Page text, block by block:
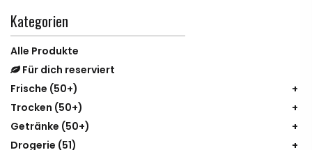
Kategorien
Alle Produkte
Für dich reserviert
Frische (50+)
Trocken (50+)
Getränke (50+)
Drogerie (51)